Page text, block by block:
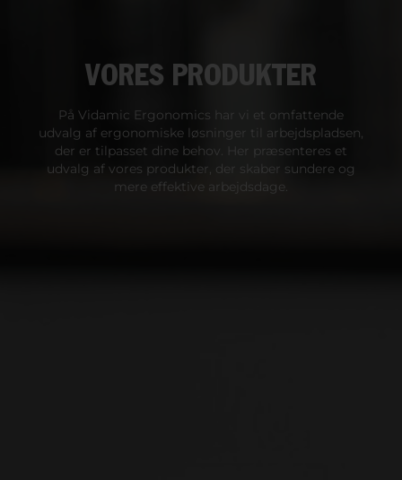
VORES PRODUKTER
På Vidamic Ergonomics har vi et omfattende
udvalg af ergonomiske løsninger til arbejdspladsen,
der er tilpasset dine behov. Her præsenteres et
udvalg af vores produkter, der skaber sundere og
mere effektive arbejdsdage.